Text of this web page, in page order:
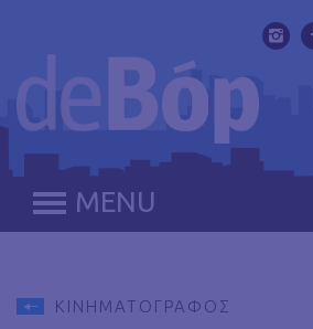
MENU
ΚΙΝΗΜΑΤΟΓΡΑΦΟΣ